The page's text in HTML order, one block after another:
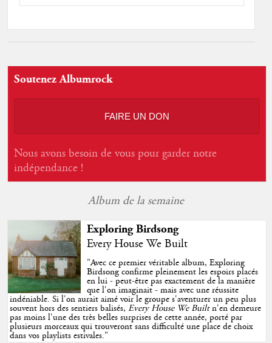
Soutenez Albumrock
FAIRE UN DON
Nous avons besoin de vous pour garder notre
indépendance !
Album de la semaine
Exploring Birdsong
Every House We Built
"Avec ce premier véritable album, Exploring
Birdsong confirme pleinement les espoirs placés
en lui - peut-être pas exactement de la manière
que l'on imaginait - mais avec une réussite
indéniable. Si l'on aurait aimé voir le groupe s'aventurer un peu plus
souvent hors des sentiers balisés,Every House We Builtn'en demeure
pas moins l'une des très belles surprises de cette année, porté par
plusieurs morceaux qui trouveront sans difficulté une place de choix
dans vos playlists estivales."